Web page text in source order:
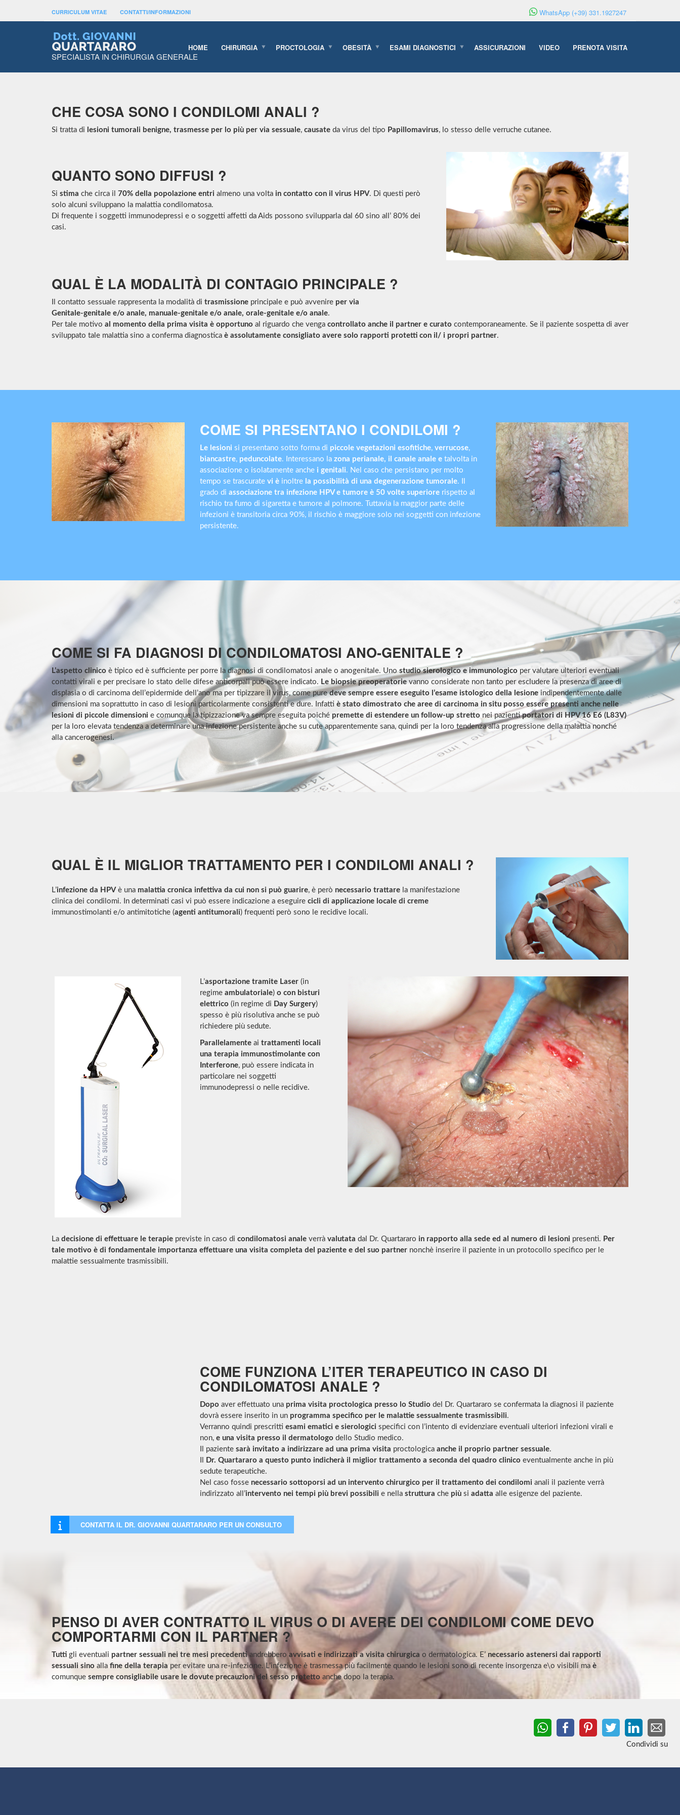
CURRICULUM VITAE CONTATTI/INFORMAZIONI WhatsApp (+39) 331.1927247
SPECIALISTA IN CHIRURGIA GENERALE
HOME CHIRURGIA PROCTOLOGIA OBESITÀ ESAMI DIAGNOSTICI ASSICURAZIONI VIDEO PRENOTA VISITA
CONDILOMI ANALI
Lesioni tumorali benigne causate da virus del tipo Papillomavirus.
CHE COSA SONO I CONDILOMI ANALI ?
Si tratta di lesioni tumorali benigne, trasmesse per lo più per via sessuale, causate da virus del tipo Papillomavirus, lo stesso delle verruche cutanee.
QUANTO SONO DIFFUSI ?
Si stima che circa il 70% della popolazione entri almeno una volta in contatto con il virus HPV. Di questi però
solo alcuni sviluppano la malattia condilomatosa.
Di frequente i soggetti immunodepressi e o soggetti affetti da Aids possono svilupparla dal 60 sino all’ 80% dei
casi.
QUAL È LA MODALITÀ DI CONTAGIO PRINCIPALE ?
Il contatto sessuale rappresenta la modalità di trasmissione principale e può avvenire per via
Genitale-genitale e/o anale, manuale-genitale e/o anale, orale-genitale e/o anale.
Per tale motivo al momento della prima visita è opportuno al riguardo che venga controllato anche il partner e curato contemporaneamente. Se il paziente sospetta di aver
sviluppato tale malattia sino a conferma diagnostica è assolutamente consigliato avere solo rapporti protetti con il/ i propri partner.
COME SI PRESENTANO I CONDILOMI ?
Le lesioni si presentano sotto forma di piccole vegetazioni esofitiche, verrucose,
biancastre, peduncolate. Interessano la zona perianale, il canale anale etalvolta in
associazione o isolatamente anche i genitali. Nel caso che persistano per molto
tempo se trascuratevi èinoltrela possibilità di una degenerazione tumorale. Il
grado di associazione tra infezione HPV e tumore è 50 volte superiorerispetto al
rischio tra fumo di sigaretta e tumore al polmone. Tuttavia la maggior parte delle
infezioni è transitoria circa 90%, il rischio è maggiore solo nei soggetti con infezione
persistente.
COME SI FA DIAGNOSI DI CONDILOMATOSI ANO-GENITALE ?
L’aspetto clinico è tipico ed è sufficiente per porre la diagnosi di condilomatosi anale o anogenitale. Unostudio sierologico e immunologico per valutare ulteriori eventuali
contatti virali e per precisare lo stato delle difese anticorpali può essere indicato. Le biopsie preoperatorie vanno considerate non tanto per escludere la presenza di aree di
displasia o di carcinoma dell’epidermide dell’ano ma per tipizzare il virus, come puredeve sempre essere eseguito l’esame istologico della lesione indipendentemente dalle
dimensioni ma soprattutto in caso di lesioni particolarmente consistenti e dure. Infatti è stato dimostrato che aree di carcinoma in situ posso essere presenti anche nelle
lesioni di piccole dimensioni e comunque la tipizzazione va sempre eseguita poiché premette di estendere un follow-up stretto nei pazientiportatori di HPV 16 E6 (L83V)
per la loro elevata tendenza a determinare una infezione persistente anche su cute apparentemente sana, quindi per la loro tendenza alla progressione della malattia nonché
alla cancerogenesi.
QUAL È IL MIGLIOR TRATTAMENTO PER I CONDILOMI ANALI ?
L’infezione da HPV è una malattia cronica infettiva da cui non si può guarire, è però necessario trattare la manifestazione
clinica dei condilomi. In determinati casi vi può essere indicazione a eseguire cicli di applicazione locale di creme
immunostimolanti e/o antimitotiche (agenti antitumorali) frequenti però sono le recidive locali.
L’asportazione tramite Laser(in
regime ambulatoriale) o con bisturi
elettrico (in regime di Day Surgery)
spesso è più risolutiva anche se può
richiedere più sedute.
Parallelamenteai trattamenti locali
una terapia immunostimolante con
Interferone, può essere indicata in
particolare nei soggetti
immunodepressi o nelle recidive.
La decisione di effettuare le terapie previste in caso di condilomatosi anale verrà valutata dal Dr. Quartararo in rapporto alla sede ed al numero di lesioni presenti. Per
tale motivo è di fondamentale importanza effettuare una visita completa del paziente e del suo partner nonchè inserire il paziente in un protocollo specifico per le
malattie sessualmente trasmissibili.
COME FUNZIONA L’ITER TERAPEUTICO IN CASO DI
CONDILOMATOSI ANALE ?
Dopo aver effettuato una prima visita proctologica presso lo Studio del Dr. Quartararo se confermata la diagnosi il paziente
dovrà essere inserito in un programma specifico per le malattie sessualmente trasmissibili.
Verranno quindi prescritti esami ematici e sierologici specifici con l’intento di evidenziare eventuali ulteriori infezioni virali e
non, e una visita presso il dermatologo dello Studio medico.
Il paziente sarà invitato a indirizzare ad una prima visita proctologica anche il proprio partner sessuale.
Dr. Quartararo a questo punto indicherà il miglior trattamento a seconda del quadro clinico eventualmente anche in più
sedute terapeutiche.
Nel caso fosse necessario sottoporsi ad un intervento chirurgico per il trattamento dei condilomi anali il paziente verrà
indirizzato all’intervento nei tempi più brevi possibili e nella struttura che piùsi adatta alle esigenze del paziente.
CONTATTA IL DR. GIOVANNI QUARTARARO PER UN CONSULTO
PENSO DI AVER CONTRATTO IL VIRUS O DI AVERE DEI CONDILOMI COME DEVO
COMPORTARMI CON IL PARTNER ?
Tutti gli eventuali partner sessuali nei tre mesi precedentiandrebbero avvisati e indirizzati a visita chirurgica o dermatologica. E’ necessario astenersi dai rapporti
sessuali sino alla fine della terapia per evitare una re-infezione. L’infezione è trasmessa più facilmente quando le lesioni sono di recente insorgenza e\o visibili ma è
comunque sempre consigliabile usare le dovute precauzioni del sesso protetto anche dopo la terapia.
Condividi su